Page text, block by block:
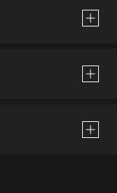
作品の購入 / レンタルです。